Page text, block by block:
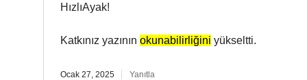
HızlıAyak!
Katkınız yazının okunabilirliğini yükseltti.
Ocak 27, 2025 Yanıtla